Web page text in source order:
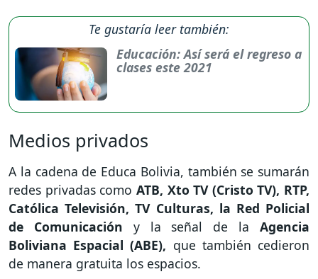
Te gustaría leer también:
Educación: Así será el regreso a
clases este 2021
Medios privados
A la cadena de Educa Bolivia, también se sumarán
redes privadas como ATB, Xto TV (Cristo TV), RTP,
Católica Televisión, TV Culturas, la Red Policial
de Comunicación y la señal de laAgencia
Boliviana Espacial (ABE), que también cedieron
de manera gratuita los espacios.